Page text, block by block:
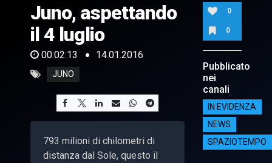
13
seconds
Juno, aspettando
il 4 luglio
00:02:13 14.01.2016
JUNO
793 milioni di chilometri di
distanza dal Sole, questo il
0
0
Pubblicato
nei
canali
IN EVIDENZA
NEWS
SPAZIOTEMPO